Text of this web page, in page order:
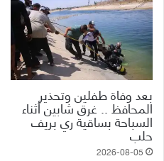
بعد وفاة طفلين وتحذير
المحافظ .. غرق شابين أثناء
السباحة بساقية ري بريف
حلب
2026-08-05